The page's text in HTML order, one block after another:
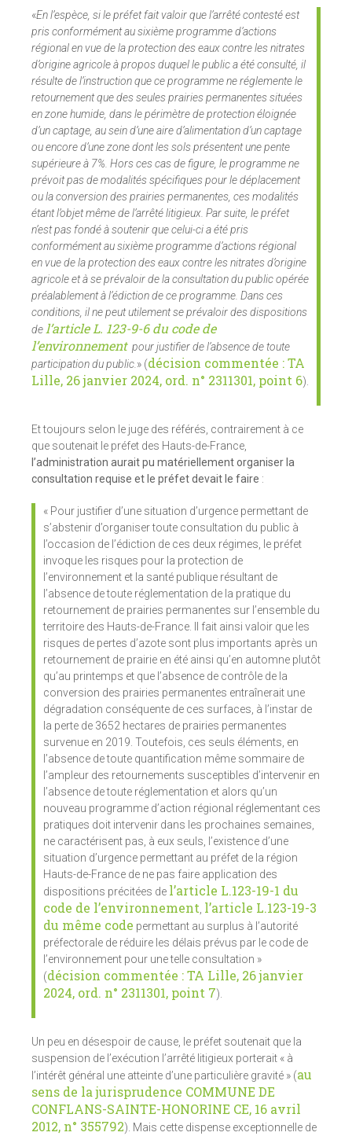
«En l’espèce, si le préfet fait valoir que l’arrêté contesté est
pris conformément au sixième programme d’actions
régional en vue de la protection des eaux contre les nitrates
d’origine agricole à propos duquel le public a été consulté, il
résulte de l’instruction que ce programme ne réglemente le
retournement que des seules prairies permanentes situées
en zone humide, dans le périmètre de protection éloignée
d’un captage, au sein d’une aire d’alimentation d’un captage
ou encore d’une zone dont les sols présentent une pente
supérieure à 7%. Hors ces cas de figure, le programme ne
prévoit pas de modalités spécifiques pour le déplacement
ou la conversion des prairies permanentes, ces modalités
étant l’objet même de l’arrêté litigieux. Par suite, le préfet
n’est pas fondé à soutenir que celui-ci a été pris
conformément au sixième programme d’actions régional
en vue de la protection des eaux contre les nitrates d’origine
agricole et à se prévaloir de la consultation du public opérée
préalablement à l’édiction de ce programme. Dans ces
conditions, il ne peut utilement se prévaloir des dispositions
de l’article L. 123-9-6 du code de
l’environnementpour justifier de l’absence de toute
participation du public. » (décision commentée : TA
Lille, 26 janvier 2024, ord. n° 2311301, point 6).
Et toujours selon le juge des référés, contrairement à ce
que soutenait le préfet des Hauts-de-France,
l’administration aurait pu matériellement organiser la
consultation requise et le préfet devait le faire :
« Pour justifier d’une situation d’urgence permettant de
s’abstenir d’organiser toute consultation du public à
l’occasion de l’édiction de ces deux régimes, le préfet
invoque les risques pour la protection de
l’environnement et la santé publique résultant de
l’absence de toute réglementation de la pratique du
retournement de prairies permanentes sur l’ensemble du
territoire des Hauts-de-France. Il fait ainsi valoir que les
risques de pertes d’azote sont plus importants après un
retournement de prairie en été ainsi qu’en automne plutôt
qu’au printemps et que l’absence de contrôle de la
conversion des prairies permanentes entraînerait une
dégradation conséquente de ces surfaces, à l’instar de
la perte de 3652 hectares de prairies permanentes
survenue en 2019. Toutefois, ces seuls éléments, en
l’absence de toute quantification même sommaire de
l’ampleur des retournements susceptibles d’intervenir en
l’absence de toute réglementation et alors qu’un
nouveau programme d’action régional réglementant ces
pratiques doit intervenir dans les prochaines semaines,
ne caractérisent pas, à eux seuls, l’existence d’une
situation d’urgence permettant au préfet de la région
Hauts-de-France de ne pas faire application des
dispositions précitées de l’article L.123-19-1 du
code de l’environnement l’article L.123-19-3
du même code permettant au surplus à l’autorité
préfectorale de réduire les délais prévus par le code de
l’environnement pour une telle consultation »
(décision commentée : TA Lille, 26 janvier
2024, ord. n° 2311301, point 7).
Un peu en désespoir de cause, le préfet soutenait que la
suspension de l’exécution l’arrêté litigieux porterait « à
l’intérêt général une atteinte d’une particulière gravité » (au
sens de la jurisprudence COMMUNE DE
CONFLANS-SAINTE-HONORINE CE, 16 avril
2012, n° 355792). Mais cette dispense exceptionnelle de